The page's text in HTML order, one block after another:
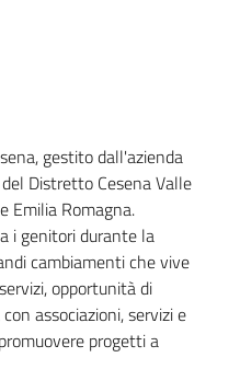
gestito dall'azienda
Distretto Cesena Valle
Emilia Romagna.
i genitori durante la
cambiamenti che vive
opportunità di
associazioni, servizi e
progetti a